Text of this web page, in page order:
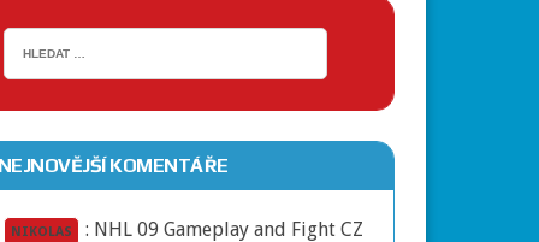
NEJNOVĚJŠÍ KOMENTÁŘE
NIKOLAS : NHL 09 Gameplay and Fight CZ